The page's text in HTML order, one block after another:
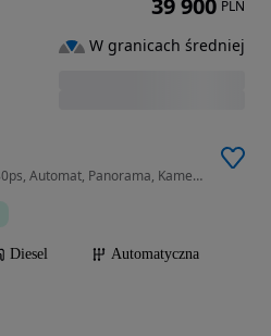
1997 cm3 • 180 KM • 2.0HDI-180ps, Automat, Panorama, Kamera, ParkTronic, Blis, DUŻY SERWIS
Diesel
Automatyczna
39 900 PLN
W granicach średniej